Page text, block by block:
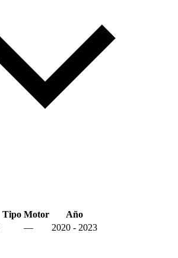
Tipo Motor
Año
—
2020 - 2023